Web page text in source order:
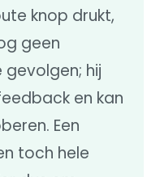
knop drukt,
geen
hij
en kan
Een
toch hele